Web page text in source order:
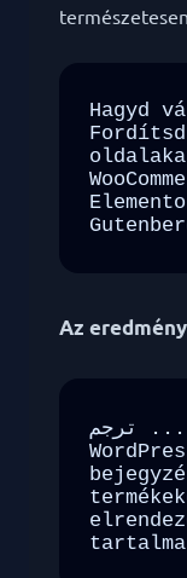
természetesen.
Hagyd
Az
ترجم ... Fordítsd le a